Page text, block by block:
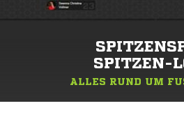
SPITZEN-
ALLES RUND UM